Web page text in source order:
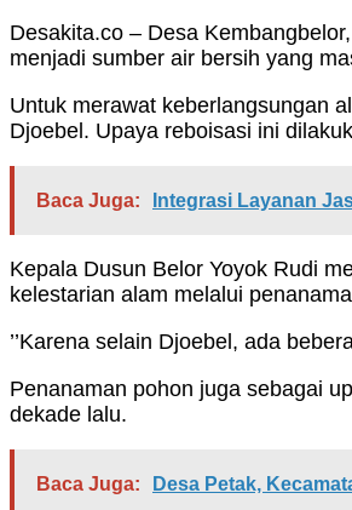
Desakita.co – Desa
menjadi sumber air bersih yang
Untuk merawat keberlangsungan
Djoebel. Upaya reboisasi ini
Baca Juga: Integrasi Layanan
Kepala Dusun Belor Yoyok Rudi
kelestarian alam melalui
’’Karena selain Djoebel, ada
Penanaman pohon juga sebagai
dekade lalu.
Baca Juga: Desa Petak,